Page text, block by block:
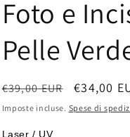
Foto e
Pelle
Prezzo
di
€39,00 EUR
Prezzo
scontato
€34,00
Imposte incluse. Spese di
Laser / UV